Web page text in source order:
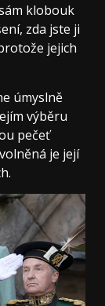
klobouk
zda jste ji
jejich
úmyslně
výběru
pečeť
je její